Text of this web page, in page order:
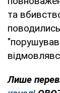
та
"порушував
Лише